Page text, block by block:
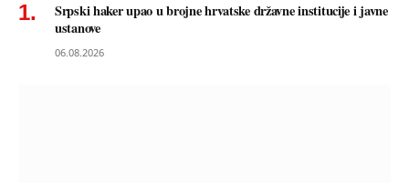
Srpski haker upao u brojne hrvatske državne institucije i javne
ustanove
06.08.2026